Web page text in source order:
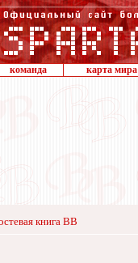
команда карта мира
книга ВВ